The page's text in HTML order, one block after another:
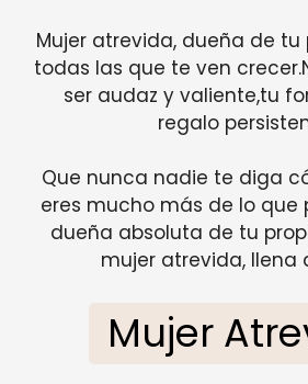
Mujer atrevida, dueña de tu
todas las que te ven
ser audaz y valiente,tu
regalo
Que nunca nadie te diga
eres mucho más de lo que
dueña absoluta de tu
mujer atrevida, llena
Mujer